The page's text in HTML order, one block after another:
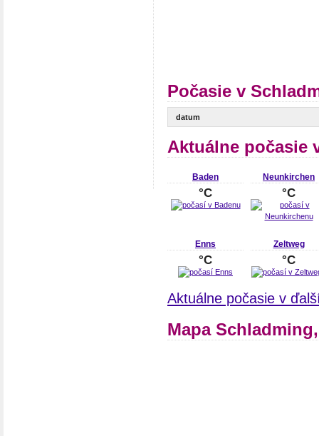
Počasie v
datum
Aktuálne počasie
Baden
°C
Neunkirchen
°C
Enns
°C
Zeltweg
°C
Aktuálne počasie v
Mapa